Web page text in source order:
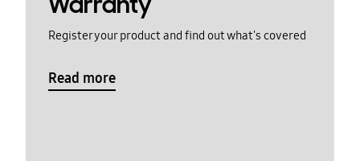
Register your product and find out what's covered
Read more